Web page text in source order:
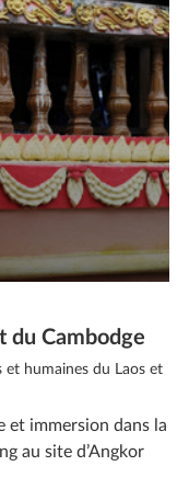
du Cambodge
et humaines du Laos et
et immersion dans la
au site d’Angkor